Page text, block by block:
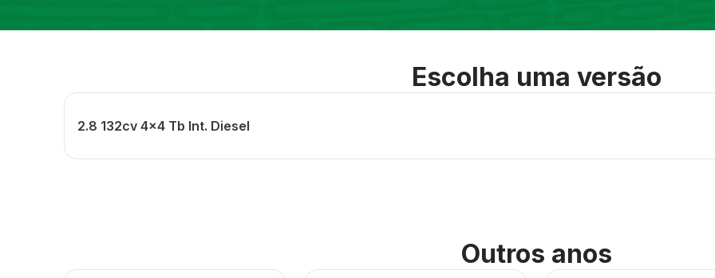
Escolha uma versão
2.8 132cv 4x4 Tb Int. Diesel
Outros anos